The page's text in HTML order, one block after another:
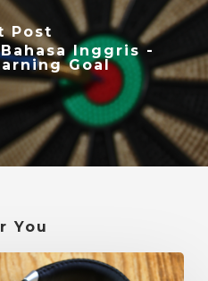
Post
Inggris -
Goal
You